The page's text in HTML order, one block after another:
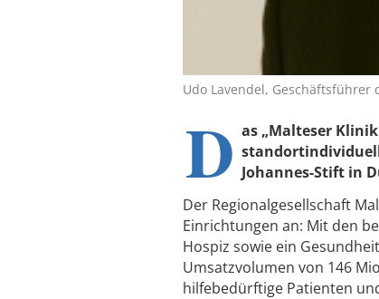
Udo Lavendel, Geschäftsführer
D as „Malteser
Johannes-Stift in
Der Regionalgesellschaft
Einrichtungen an: Mit den
Hospiz sowie ein
Umsatzvolumen von 146
hilfebedürftige Patienten